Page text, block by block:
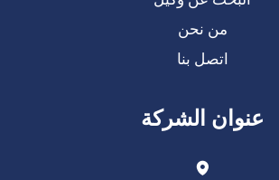
من نحن
اتصل بنا
عنوان الشركة